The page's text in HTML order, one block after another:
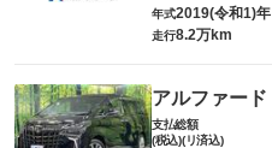
年式2019(令和1)年
走行8.2万km
アルファード
支払総額
(税込)(リ済込)